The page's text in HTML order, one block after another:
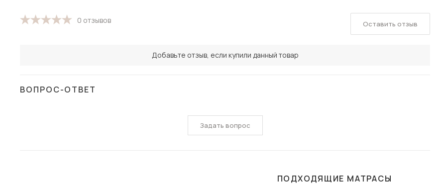
0 отзывов
Добавьте отзыв, если купили данный товар
Оставить отзыв
ВОПРОС-ОТВЕТ
Задать вопрос
ПОДХОДЯЩИЕ МАТРАСЫ